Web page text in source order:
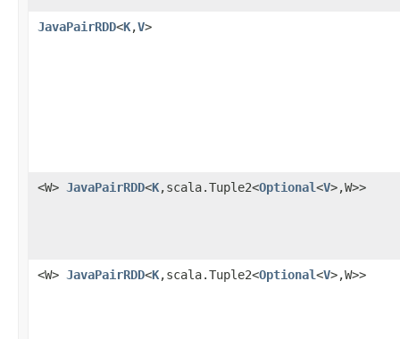
JavaPairRDD<K,V>
<W> JavaPairRDD<K,scala.Tuple2<Optional<V>,W>>
<W> JavaPairRDD<K,scala.Tuple2<Optional<V>,W>>